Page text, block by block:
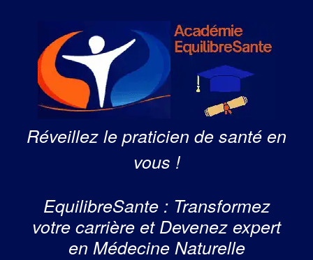
Réveillez le praticien de santé en
vous !
EquilibreSante : Transformez
votre carrière et Devenez expert
en Médecine Naturelle